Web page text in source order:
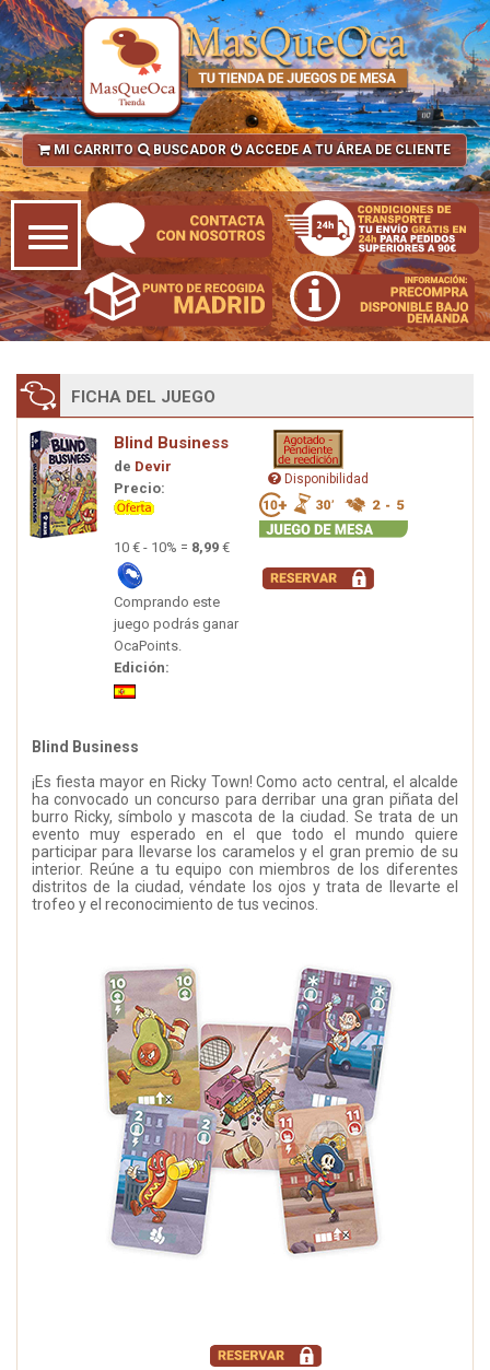
MI CARRITO BUSCADOR ACCEDE A TU ÁREA DE CLIENTE
FICHA DEL JUEGO
Blind Business
de Devir
Precio:
10 € - 10% = 8,99 €
Comprando este
juego podrás ganar
OcaPoints.
Edición:
Disponibilidad
Blind Business
¡Es fiesta mayor en Ricky Town! Como acto central, el alcalde
ha convocado un concurso para derribar una gran piñata del
burro Ricky, símbolo y mascota de la ciudad. Se trata de un
evento muy esperado en el que todo el mundo quiere
participar para llevarse los caramelos y el gran premio de su
interior. Reúne a tu equipo con miembros de los diferentes
distritos de la ciudad, véndate los ojos y trata de llevarte el
trofeo y el reconocimiento de tus vecinos.